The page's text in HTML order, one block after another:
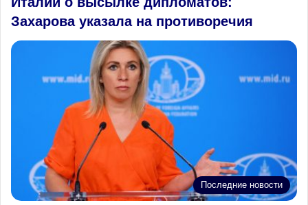
Захарова указала на противоречия
Последние новости